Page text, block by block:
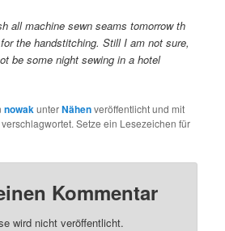
all machine sewn seams tomorrow th
the handstitching. Still I am not sure,
be some night sewing in a hotel
nowakunterNähenveröffentlicht und mit
verschlagwortet. Setze ein Lesezeichen für
Kommentar
wird nicht veröffentlicht.